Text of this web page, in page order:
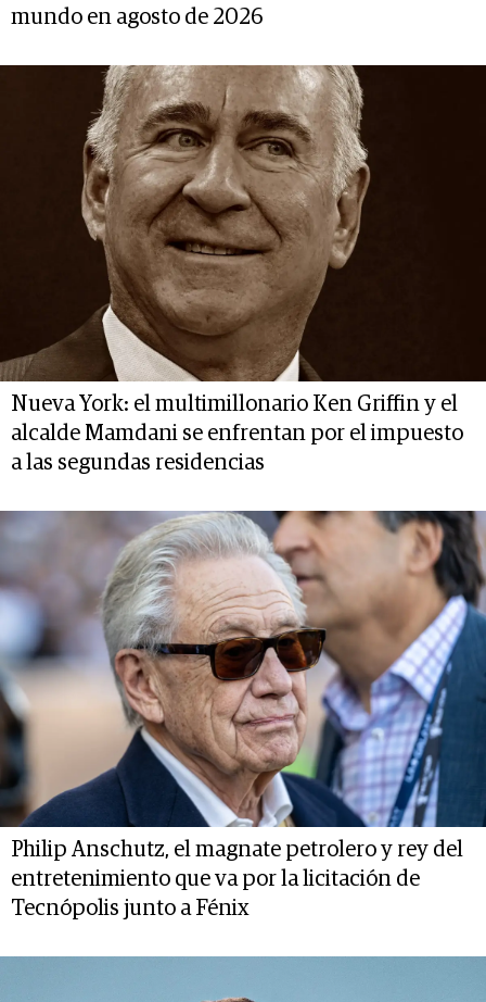
mundo en agosto de 2026
Nueva York: el multimillonario Ken Griffin y el
alcalde Mamdani se enfrentan por el impuesto
a las segundas residencias
Philip Anschutz, el magnate petrolero y rey del
entretenimiento que va por la licitación de
Tecnópolis junto a Fénix